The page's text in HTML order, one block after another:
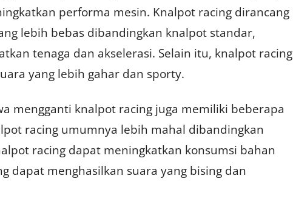
performa mesin. Knalpot racing dirancang
lebih bebas dibandingkan knalpot standar,
tenaga dan akselerasi. Selain itu, knalpot racing
yang lebih gahar dan sporty.
mengganti knalpot racing juga memiliki beberapa
racing umumnya lebih mahal dibandingkan
racing dapat meningkatkan konsumsi bahan
dapat menghasilkan suara yang bising dan